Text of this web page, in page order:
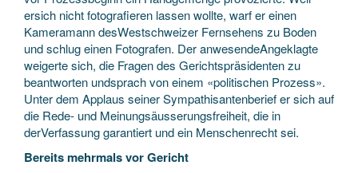
ersich nicht fotografieren lassen wollte, warf er einen
Kameramann desWestschweizer Fernsehens zu Boden
und schlug einen Fotografen. Der anwesendeAngeklagte
weigerte sich, die Fragen des Gerichtspräsidenten zu
beantworten undsprach von einem «politischen Prozess».
Unter dem Applaus seiner Sympathisantenberief er sich auf
die Rede- und Meinungsäusserungsfreiheit, die in
derVerfassung garantiert und ein Menschenrecht sei.
Bereits mehrmals vor Gericht